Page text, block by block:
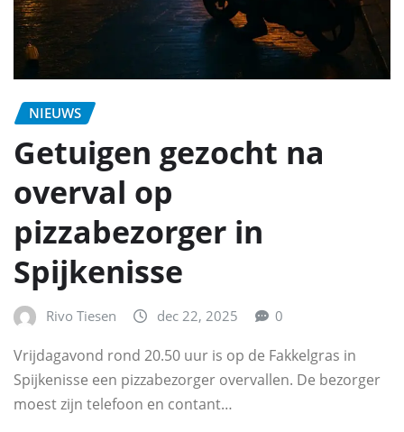
NIEUWS
Getuigen gezocht na
overval op
pizzabezorger in
Spijkenisse
Rivo Tiesen dec 22, 2025 0
Vrijdagavond rond 20.50 uur is op de Fakkelgras in
Spijkenisse een pizzabezorger overvallen. De bezorger
moest zijn telefoon en contant…